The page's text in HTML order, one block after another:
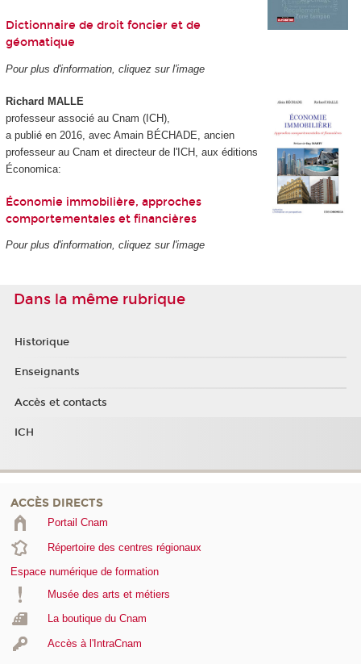
Dictionnaire de droit foncier et de
géomatique
Pour plus d'information, cliquez sur l'image
Richard MALLE
professeur associé au Cnam (ICH),
a publié en 2016, avec Amain BÉCHADE, ancien
professeur au Cnam et directeur de l'ICH, aux éditions
Économica:
Économie immobilière, approches
comportementales et financières
Pour plus d'information, cliquez sur l'image
Dans la même rubrique
Historique
Enseignants
Accès et contacts
ICH
ACCÈS DIRECTS
Portail Cnam
Répertoire des centres régionaux
Espace numérique de formation
Musée des arts et métiers
La boutique du Cnam
Accès à l'IntraCnam